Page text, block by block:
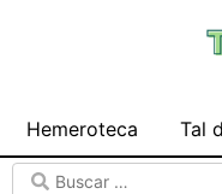
Hemeroteca Tal